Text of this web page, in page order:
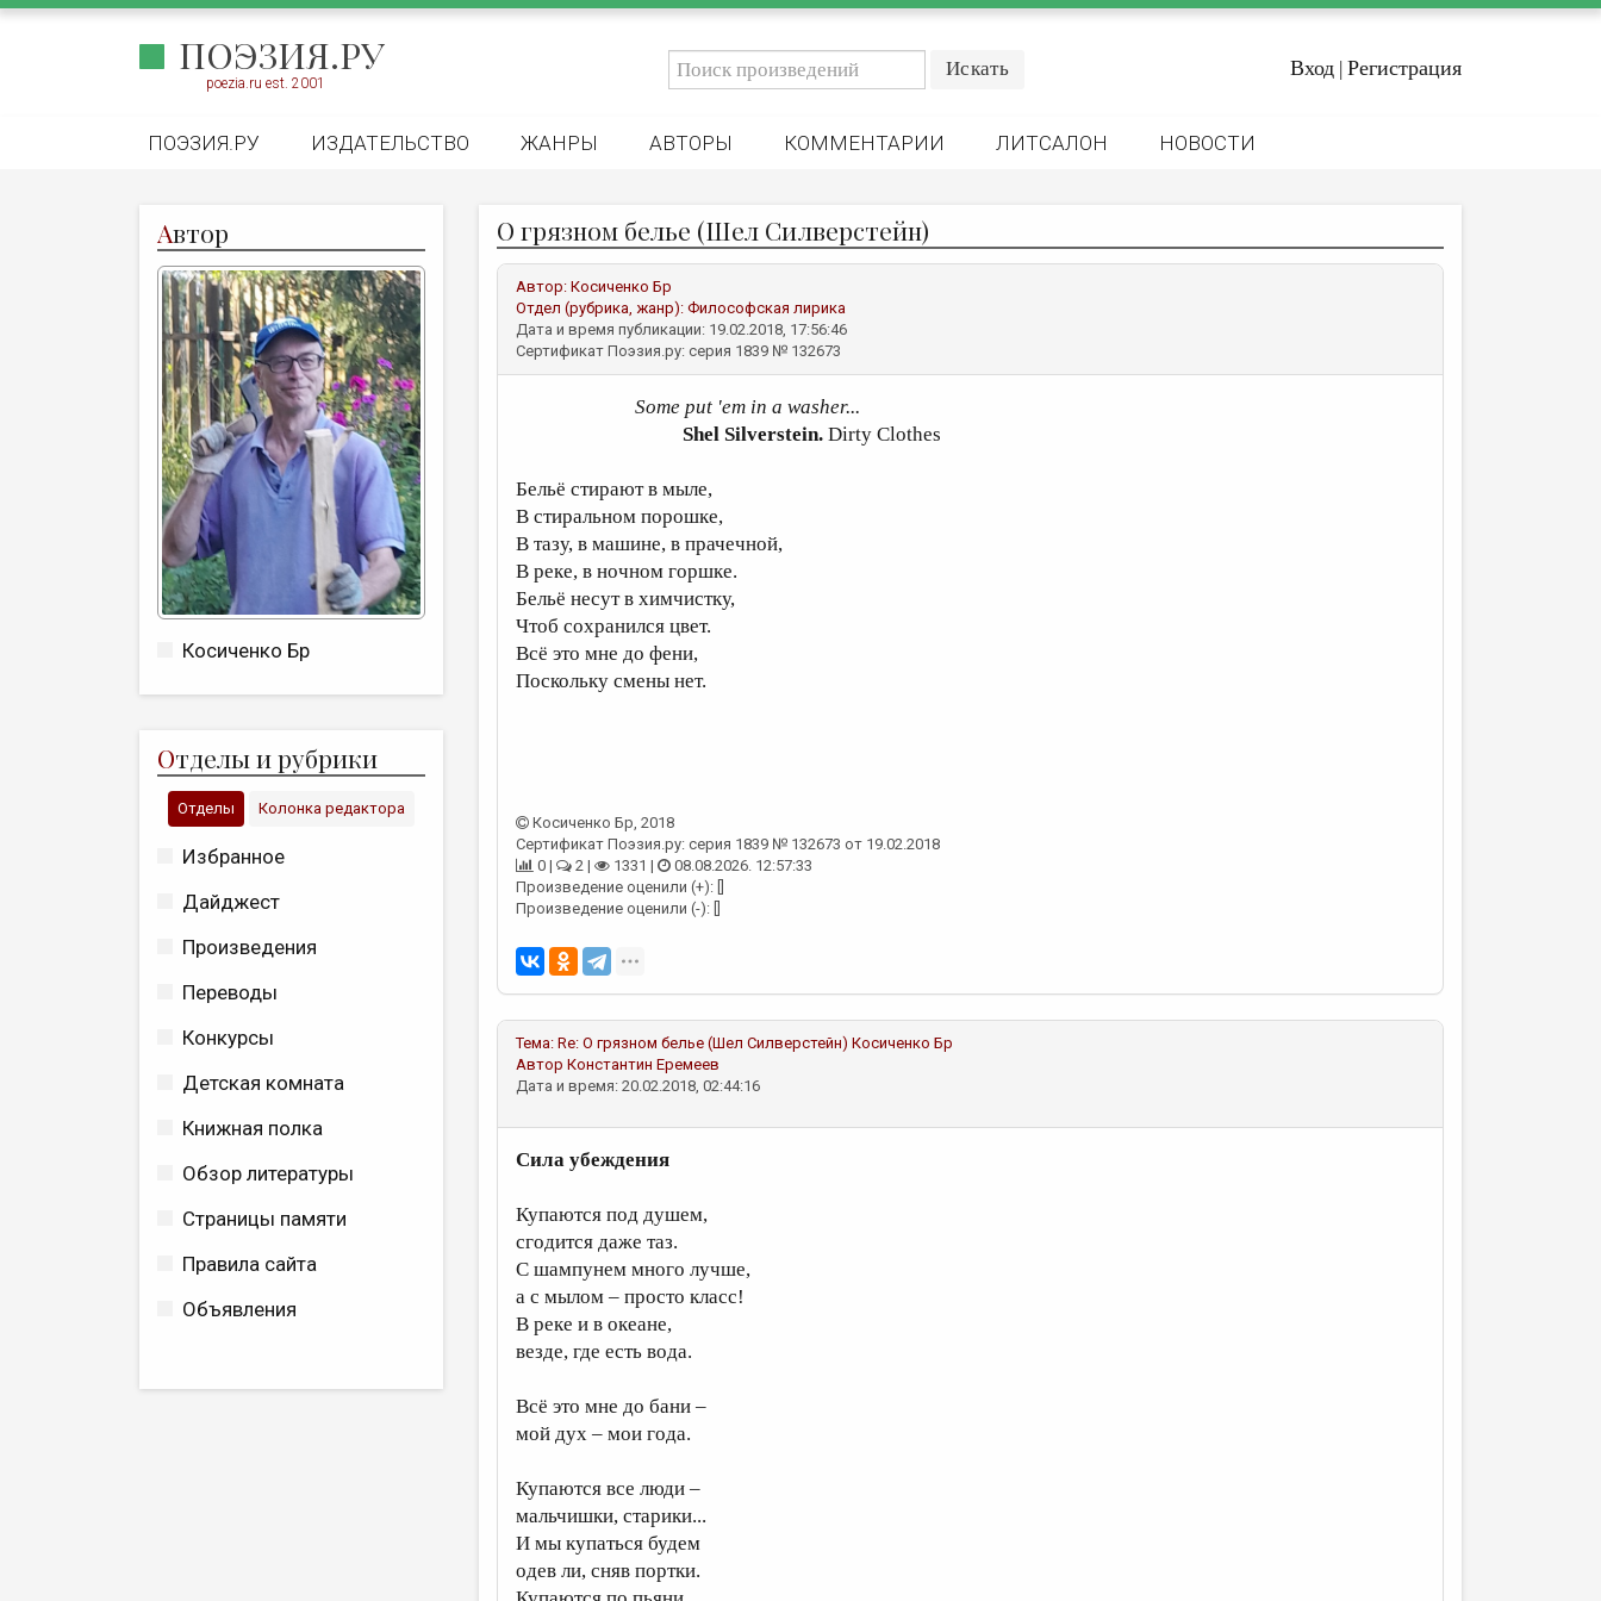
ПОЭЗИЯ.РУ
poezia.ru est. 2001
Вход | Регистрация
ПОЭЗИЯ.РУ ИЗДАТЕЛЬСТВО ЖАНРЫ АВТОРЫ КОММЕНТАРИИ ЛИТСАЛОН НОВОСТИ
Автор
Косиченко Бр
Отделы и рубрики
Отделы Колонка редактора
Избранное
Дайджест
Произведения
Переводы
Конкурсы
Детская комната
Книжная полка
Обзор литературы
Страницы памяти
Правила сайта
Объявления
О грязном белье (Шел Силверстейн)
Автор: Косиченко Бр
Отдел (рубрика, жанр): Философская лирика
Дата и время публикации: 19.02.2018, 17:56:46
Сертификат Поэзия.ру: серия 1839 № 132673
Some put 'em in a washer...
Shel Silverstein. Dirty Clothes
Бельё стирают в мыле,
В стиральном порошке,
В тазу, в машине, в прачечной,
В реке, в ночном горшке.
Бельё несут в химчистку,
Чтоб сохранился цвет.
Всё это мне до фени,
Поскольку смены нет.
Косиченко Бр, 2018
Сертификат Поэзия.ру: серия 1839 № 132673 от 19.02.2018
0 |
2 | 1331 |
08.08.2026. 12:57:33
Произведение оценили (+): []
Произведение оценили (-): []
Тема: Re: О грязном белье (Шел Силверстейн) Косиченко Бр
Автор Константин Еремеев
Дата и время: 20.02.2018, 02:44:16
Сила убеждения
Купаются под душем,
сгодится даже таз.
С шампунем много лучше,
а с мылом – просто класс!
В реке и в океане,
везде, где есть вода.
Всё это мне до бани –
мой дух – мои года.
Купаются все люди –
мальчишки, старики...
И мы купаться будем
одев ли, сняв портки.